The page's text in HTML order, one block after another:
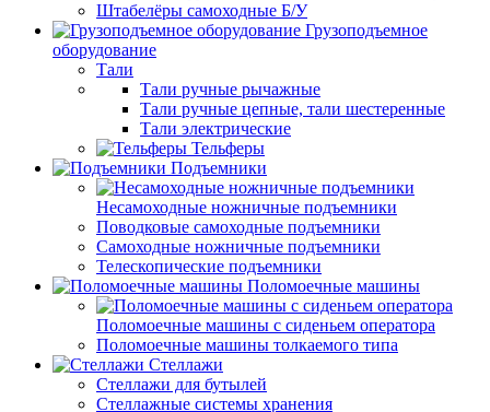
Штабелёры самоходные Б/У
Грузоподъемное
оборудование
Тали
Тали ручные рычажные
Тали ручные цепные, тали шестеренные
Тали электрические
Тельферы
Подъемники
Несамоходные ножничные подъемники
Поводковые самоходные подъемники
Самоходные ножничные подъемники
Телескопические подъемники
Поломоечные машины
Поломоечные машины с сиденьем оператора
Поломоечные машины толкаемого типа
Стеллажи
Стеллажи для бутылей
Стеллажные системы хранения